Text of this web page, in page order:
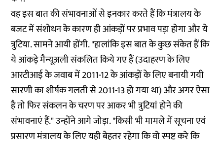
वह इस बात की संभावनाओं से इनकार करते हैं कि मंत्रालय के
बजट में संशोधन के कारण ही आंकड़ों पर प्रभाव पड़ा होगा और ये
त्रुटिया. सामने आयी होंगी. "हालांकि इस बात के कुछ संकेत हैं कि
ये आंकड़े मैन्यूअली संकलित किये गए हैं (उदाहरण के लिए
आरटीआई के जवाब में 2011-12 के आंकड़ों के लिए बनायी गयी
सारणी का शीर्षक गलती से 2011-13 हो गया था) और अगर ऐसा
है तो फिर संकलन के चरण पर आकर भी त्रुटियां होने की
संभावनाएं हैं." उन्होंने आगे जोड़ा. "किसी भी मामले में सूचना एवं
प्रसारण मंत्रालय के लिए यही बेहतर रहेगा कि वो स्पष्ट करे कि